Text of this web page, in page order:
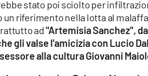
stato poi sciolto per
riferimento nella lotta al
ad"Artemisia Sanchez",
gli valse l'amicizia con Lucio
alla cultura Giovanni